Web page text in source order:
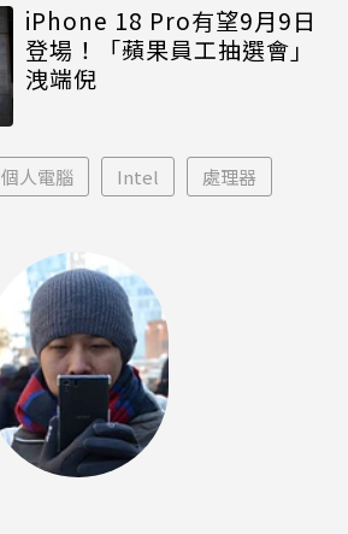
iPhone 18 Pro有望9月9日
登場！「蘋果員工抽選會」
洩端倪
個人電腦 Intel 處理器